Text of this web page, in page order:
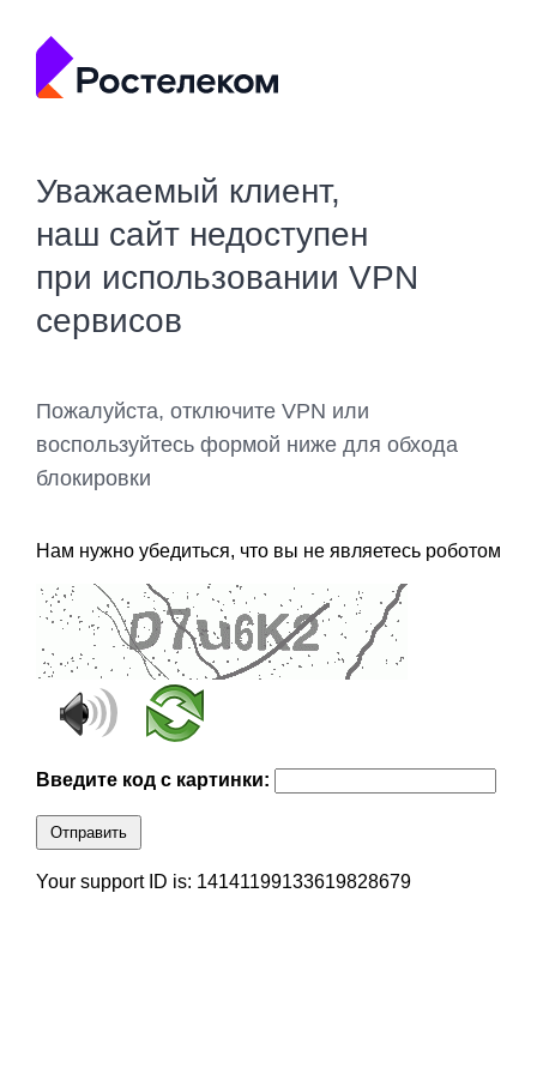
Уважаемый клиент,
наш сайт недоступен
при использовании VPN
сервисов
Пожалуйста, отключите VPN или
воспользуйтесь формой ниже для обхода
блокировки
Нам нужно убедиться, что вы не являетесь роботом
Введите код с картинки:
Отправить
Your support ID is: 14141199133619828679